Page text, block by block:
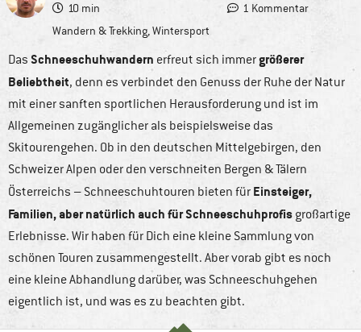
10 min
1 Kommentar
Wandern & Trekking,Wintersport
Das Schneeschuhwandern erfreut sich immergrößerer
Beliebtheit, denn es verbindet den Genuss der Ruhe der Natur
mit einer sanften sportlichen Herausforderung und ist im
Allgemeinen zugänglicher als beispielsweise das
Skitourengehen. Ob in den deutschen Mittelgebirgen, den
Schweizer Alpen oder den verschneiten Bergen & Tälern
Österreichs – Schneeschuhtouren bieten für Einsteiger,
Familien, aber natürlich auch für Schneeschuhprofis großartige
Erlebnisse. Wir haben für Dich eine kleine Sammlung von
schönen Touren zusammengestellt. Aber vorab gibt es noch
eine kleine Abhandlung darüber, was Schneeschuhgehen
eigentlich ist, und was es zu beachten gibt.